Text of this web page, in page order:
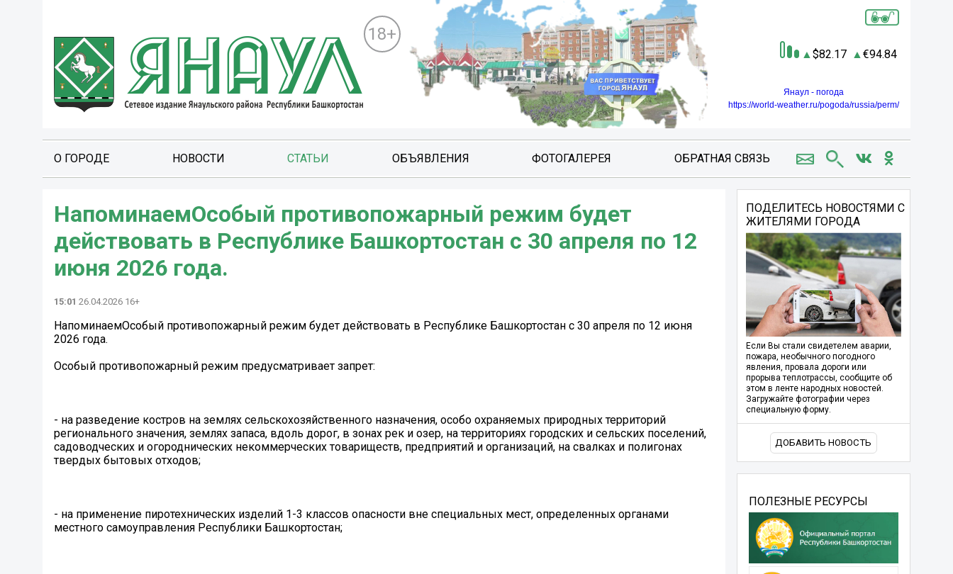
18+
82.17 94.84
Янаул - погода
https://world-weather.ru/pogoda/russia/perm/
О ГОРОДЕ НОВОСТИ СТАТЬИ ОБЪЯВЛЕНИЯ ФОТОГАЛЕРЕЯ ОБРАТНАЯ СВЯЗЬ
НапоминаемОсобый противопожарный режим будет
действовать в Республике Башкортостан с 30 апреля по 12
июня 2026 года.
15:01 26.04.2026 16+
НапоминаемОсобый противопожарный режим будет действовать в Республике Башкортостан с 30 апреля по 12 июня
2026 года.
Особый противопожарный режим предусматривает запрет:
- на разведение костров на землях сельскохозяйственного назначения, особо охраняемых природных территорий
регионального значения, землях запаса, вдоль дорог, в зонах рек и озер, на территориях городских и сельских поселений,
садоводческих и огороднических некоммерческих товариществ, предприятий и организаций, на свалках и полигонах
твердых бытовых отходов;
- на применение пиротехнических изделий 1-3 классов опасности вне специальных мест, определенных органами
местного самоуправления Республики Башкортостан;
ПОДЕЛИТЕСЬ НОВОСТЯМИ С
ЖИТЕЛЯМИ ГОРОДА
Если Вы стали свидетелем аварии,
пожара, необычного погодного
явления, провала дороги или
прорыва теплотрассы, сообщите об
этом в ленте народных новостей.
Загружайте фотографии через
специальную форму.
ДОБАВИТЬ НОВОСТЬ
ПОЛЕЗНЫЕ РЕСУРСЫ